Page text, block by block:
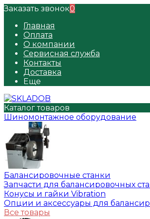
Заказать звонок0
Главная
Оплата
О компании
Сервисная служба
Контакты
Доставка
Еще
Каталог товаров
Шиномонтажное оборудование
Балансировочные станки
Запчасти для балансировочных
Конусы и гайки Vibration
Опции и аксессуары для
Все товары